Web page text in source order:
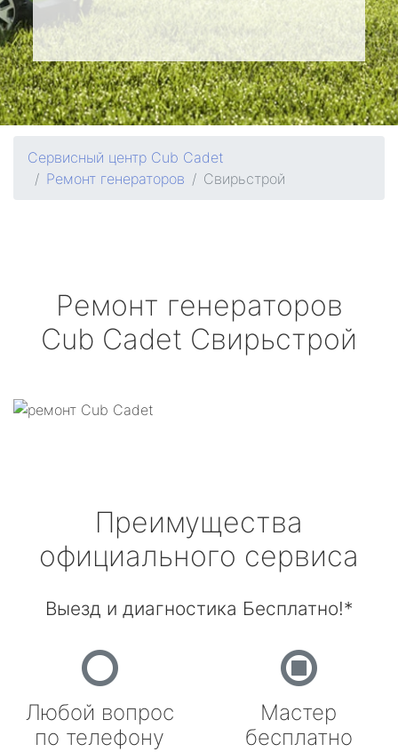
Сервисный центр Cub Cadet
Ремонт генераторов
Свирьстрой
Ремонт генераторов
Cub Cadet Свирьстрой
Преимущества
официального сервиса
Выезд и диагностика Бесплатно!*
Любой вопрос
по телефону
Мастер
бесплатно